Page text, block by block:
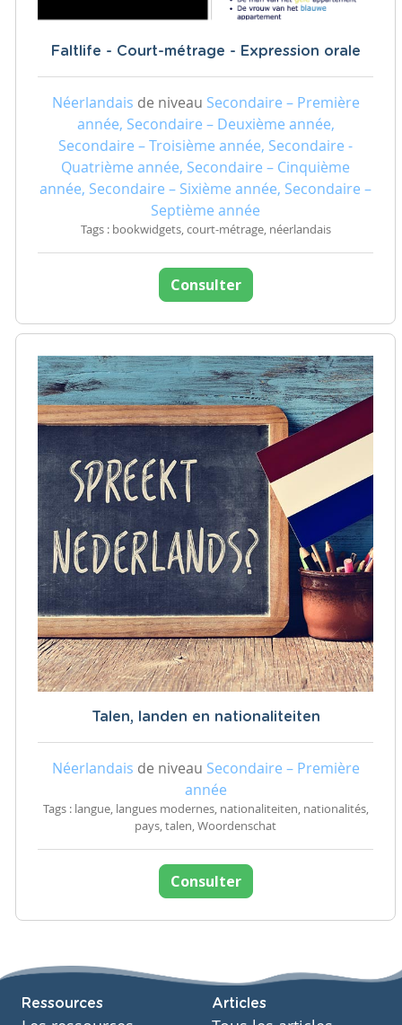
Faltlife - Court-métrage - Expression orale
Néerlandais de niveau Secondaire – Première
année, Secondaire – Deuxième année,
Secondaire – Troisième année, Secondaire -
Quatrième année, Secondaire – Cinquième
année, Secondaire – Sixième année, Secondaire –
Septième année
Tags : bookwidgets, court-métrage, néerlandais
Consulter
Talen, landen en nationaliteiten
Néerlandais de niveau Secondaire – Première
année
Tags : langue, langues modernes, nationaliteiten, nationalités,
pays, talen, Woordenschat
Consulter
Ressources Articles